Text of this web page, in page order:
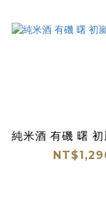
純米酒 有磯 曙 初